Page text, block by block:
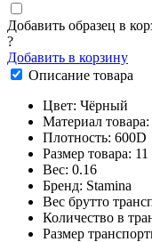
Добавить образец в
?
Добавить в корзину
Описание товара
Цвет: Чёрный
Материал
Плотность: 600D
Размер товара: 11
Вес: 0.16
Бренд: Stamina
Вес брутто
Количество в
Размер